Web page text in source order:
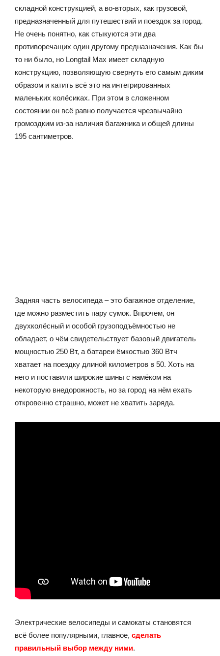
складной конструкцией, а во-вторых, как грузовой,
предназначенный для путешествий и поездок за город.
Не очень понятно, как стыкуются эти два
противоречащих один другому предназначения. Как бы
то ни было, но Longtail Max имеет складную
конструкцию, позволяющую свернуть его самым диким
образом и катить всё это на интегрированных
маленьких колёсиках. При этом в сложенном
состоянии он всё равно получается чрезвычайно
громоздким из-за наличия багажника и общей длины
195 сантиметров.
Задняя часть велосипеда – это багажное отделение,
где можно разместить пару сумок. Впрочем, он
двухколёсный и особой грузоподъёмностью не
обладает, о чём свидетельствует базовый двигатель
мощностью 250 Вт, а батареи ёмкостью 360 Втч
хватает на поездку длиной километров в 50. Хоть на
него и поставили широкие шины с намёком на
некоторую внедорожность, но за город на нём ехать
откровенно страшно, может не хватить заряда.
Электрические велосипеды и самокаты становятся
всё более популярными, главное, сделать
правильный выбор между ними.